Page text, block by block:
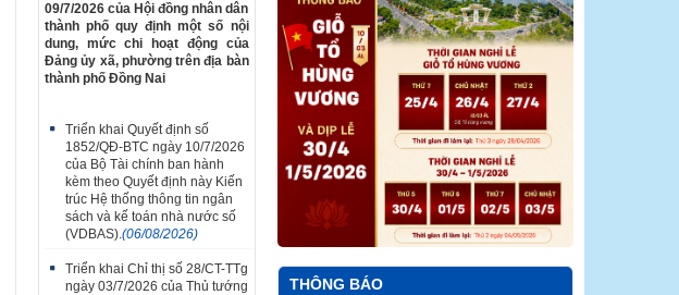
09/7/2026 của Hội đồng nhân dân
thành phố quy định một số nội
dung, mức chi hoạt động của
Đảng ủy xã, phường trên địa bàn
thành phố Đồng Nai
Triển khai Quyết định số
1852/QĐ-BTC ngày 10/7/2026
của Bộ Tài chính ban hành
kèm theo Quyết định này Kiến
trúc Hệ thống thông tin ngân
sách và kế toán nhà nước số
(VDBAS).(06/08/2026)
Triển khai Chỉ thị số 28/CT-TTg
ngày 03/7/2026 của Thủ tướng
THÔNG BÁO